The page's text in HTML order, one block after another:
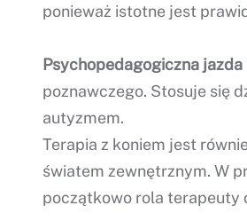
ponieważ istotne jest
Psychopedagogiczna jazda
poznawczego. Stosuje się
autyzmem.
Terapia z koniem jest
światem zewnętrznym. W
początkowo rola terapeuty